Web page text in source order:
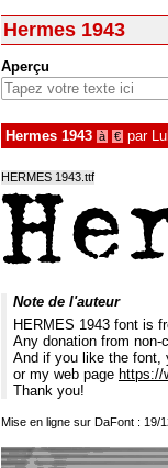
Hermes 1943
Aperçu
Hermes 1943 à € par
HERMES 1943.ttf
Note de l'auteur
HERMES 1943 font is
Any donation from
And if you like the font,
or my web page https://
Thank you!
Mise en ligne sur DaFont : 19/